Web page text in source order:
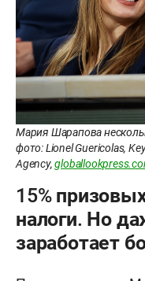
Мария Шарапова
фото: Lionel Guericolas,
Agency,
15%
налоги. Но
заработает